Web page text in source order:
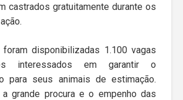
castrados gratuitamente durante os
foram disponibilizadas 1.100 vagas
interessados em garantir o
para seus animais de estimação.
a grande procura e o empenho das